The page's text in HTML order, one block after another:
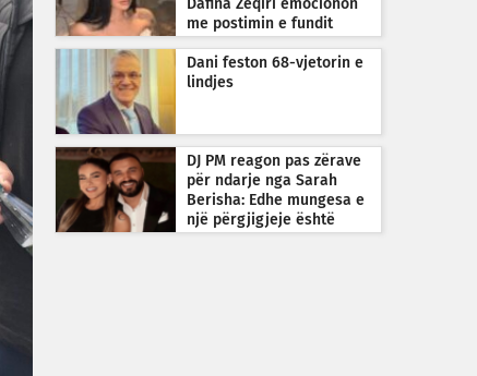
Dafina Zeqiri emocionon
me postimin e fundit
Dani feston 68-vjetorin e
lindjes
DJ PM reagon pas zërave
për ndarje nga Sarah
Berisha: Edhe mungesa e
një përgjigjeje është